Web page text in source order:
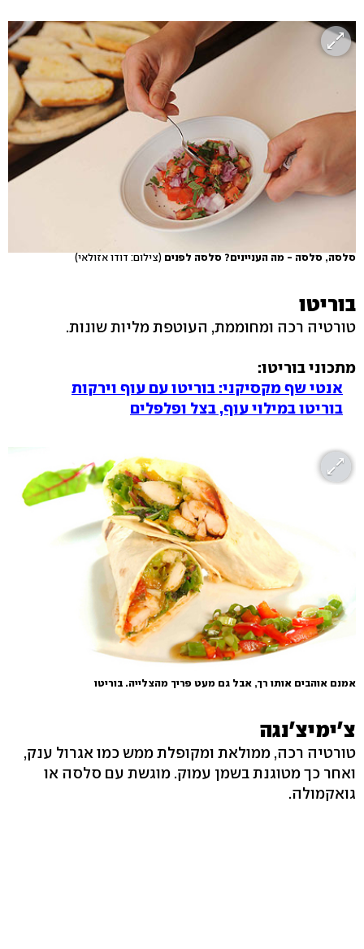
סלסה, סלסה - מה העניינים? סלסה לפנים(צילום: דודו אזולאי)
בוריטו
טורטיה רכה ומחוממת, העוטפת מליות שונות.
מתכוני בוריטו:
אנטי שף מקסיקני: בוריטו עם עוף וירקות
בוריטו במילוי עוף, בצל ופלפלים
אמנם אוהבים אותו רך, אבל גם מעט פריך מהצלייה. בוריטו
צ'ימיצ'נגה
טורטיה רכה, ממולאת ומקופלת ממש כמו אגרול ענק,
ואחר כך מטוגנת בשמן עמוק. מוגשת עם סלסה או
גואקמולה.